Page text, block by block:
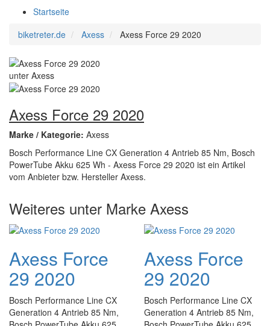
Startseite
biketreter.de
Axess Axess Force 29 2020
Axess Force 29 2020
Marke / Kategorie: Axess
Bosch Performance Line CX Generation 4 Antrieb 85 Nm, Bosch
PowerTube Akku 625 Wh - Axess Force 29 2020 ist ein Artikel
vom Anbieter bzw. Hersteller Axess.
Weiteres unter Marke Axess
Axess Force
29 2020
Bosch Performance Line CX
Generation 4 Antrieb 85 Nm,
Axess Force
29 2020
Bosch Performance Line CX
Generation 4 Antrieb 85 Nm,